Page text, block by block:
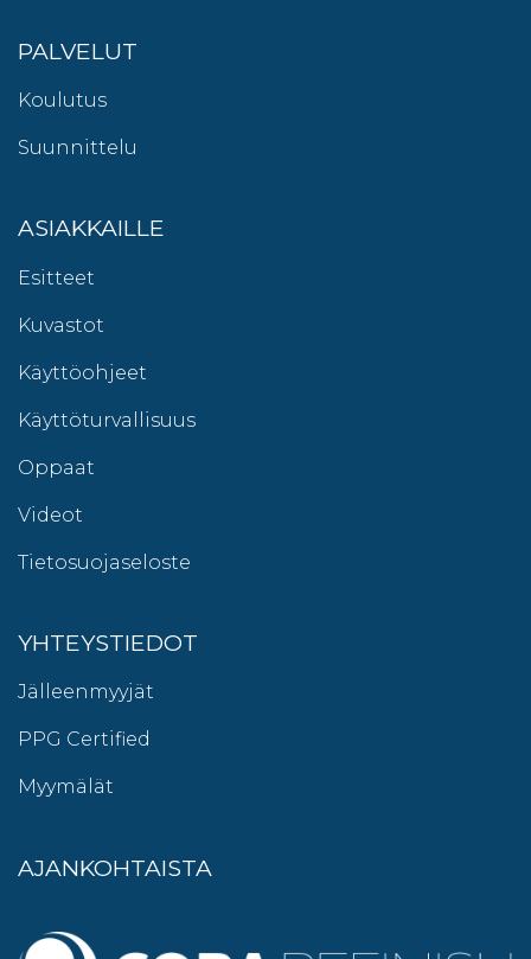
PALVELUT
Koulutus
Suunnittelu
ASIAKKAILLE
Esitteet
Kuvastot
Käyttöohjeet
Käyttöturvallisuus
Oppaat
Videot
Tietosuojaseloste
YHTEYSTIEDOT
Jälleenmyyjät
PPG Certified
Myymälät
AJANKOHTAISTA